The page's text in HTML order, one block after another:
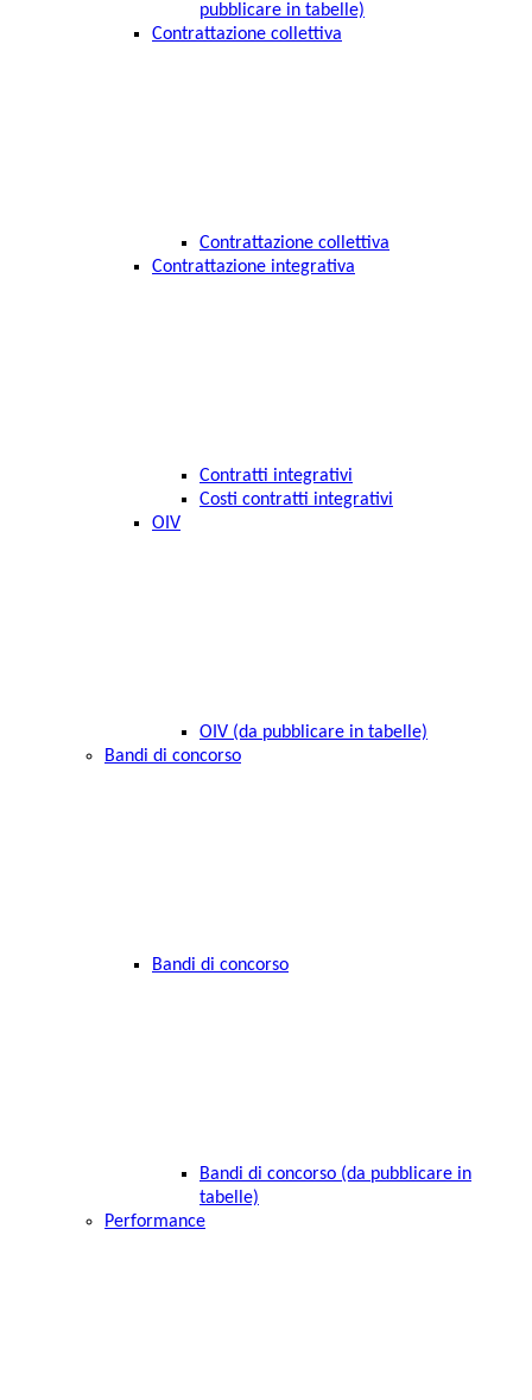
pubblicare in tabelle)
Contrattazione collettiva
Contrattazione collettiva
Contrattazione integrativa
Contratti integrativi
Costi contratti integrativi
OIV
OIV (da pubblicare in tabelle)
Bandi di concorso
Bandi di concorso
Bandi di concorso (da pubblicare in
tabelle)
Performance